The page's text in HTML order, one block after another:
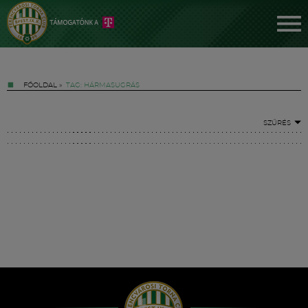
FŐOLDAL » TAG: HÁRMASUGRÁS
SZŰRÉS
Hírek